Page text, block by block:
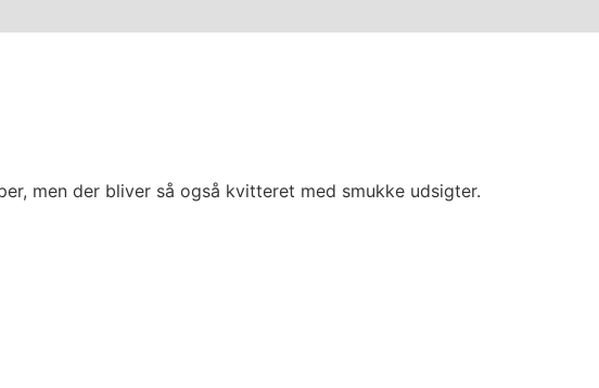
men der bliver så også kvitteret med smukke udsigter.